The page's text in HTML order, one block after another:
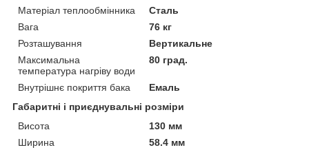
Матеріал теплообмінника
Сталь
Вага
76 кг
Розташування
Вертикальне
Максимальна
температура нагріву води
80 град.
Внутрішнє покриття бака
Емаль
Габаритні і приєднувальні розміри
Висота
130 мм
Ширина
58.4 мм